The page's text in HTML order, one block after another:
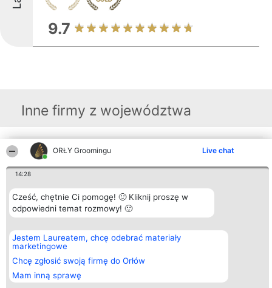
ORŁY Groomingu Live chat
14:28
Cześć, chętnie Ci pomogę! 🙂 Kliknij proszę w
odpowiedni temat rozmowy! 🙂
Jestem Laureatem, chcę odebrać materiały
marketingowe
Chcę zgłosić swoją firmę do Orłów
Mam inną sprawę
9.7
Inne firmy z województwa
Organizator plebiscytu
Bright Side Solutions sp. z o.
o. sp. k.
ul. Ruska 22
Wrocław 50-079
KRS 0000749100 | Regon
381313360 | NIP 8943132676
+48 508 492 400
Lista
Laureatów
Zasady
Regulamin
Polityka
Kontakt